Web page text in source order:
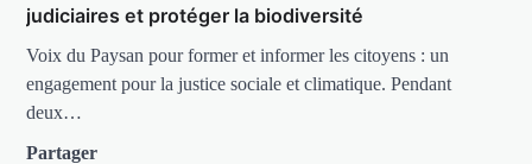
judiciaires et protéger la biodiversité
Voix du Paysan pour former et informer les citoyens : un
engagement pour la justice sociale et climatique. Pendant
deux…
Partager